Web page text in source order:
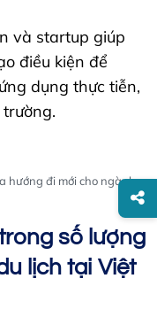
và startup giúp
điều kiện để
dụng thực tiễn,
hướng đi mới cho ngành
số lượng
lịch tại Việt